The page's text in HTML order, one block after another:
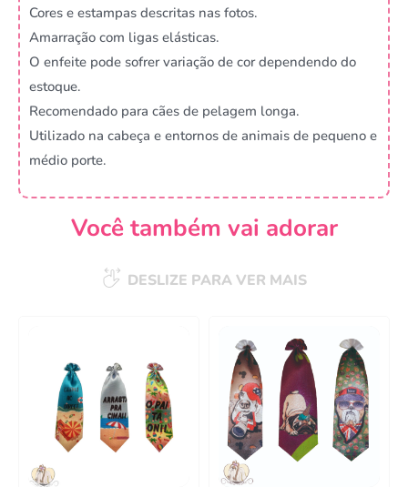
Cores e estampas descritas nas fotos.
Amarração com ligas elásticas.
O enfeite pode sofrer variação de cor dependendo do
estoque.
Recomendado para cães de pelagem longa.
Utilizado na cabeça e entornos de animais de pequeno e
médio porte.
Você também vai adorar
DESLIZE PARA VER MAIS
Campanha lançada com
sucesso!